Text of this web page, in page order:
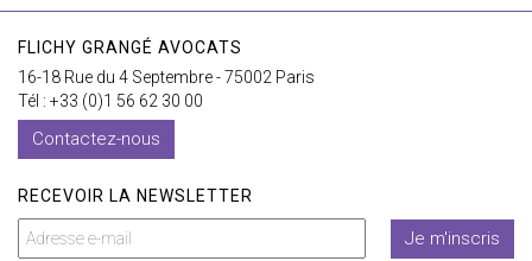
FLICHY GRANGÉ AVOCATS
16-18 Rue du 4 Septembre - 75002 Paris
Tél : +33 (0)1 56 62 30 00
Contactez-nous
RECEVOIR LA NEWSLETTER
Je m'inscris